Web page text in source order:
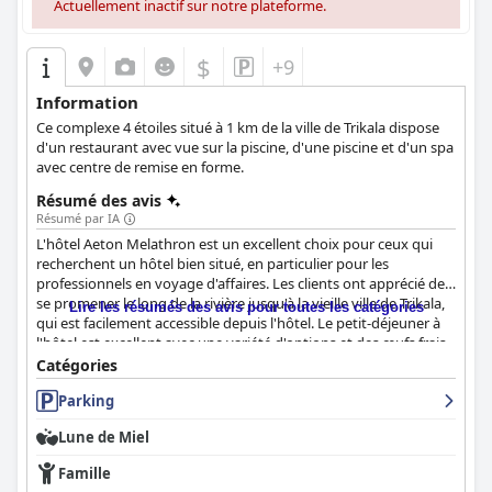
Actuellement inactif sur notre plateforme.
$ +9
Information
Ce complexe 4 étoiles situé à 1 km de la ville de Trikala dispose
d'un restaurant avec vue sur la piscine, d'une piscine et d'un spa
avec centre de remise en forme.
Résumé des avis
Résumé par IA
L'hôtel Aeton Melathron est un excellent choix pour ceux qui
recherchent un hôtel bien situé, en particulier pour les
professionnels en voyage d'affaires. Les clients ont apprécié de
se promener le long de la rivière jusqu'à la vieille ville de Trikala,
qui est facilement accessible depuis l'hôtel. Le petit-déjeuner à
l'hôtel est excellent avec une variété d'options et des œufs frais
et savoureux qui se démarquent. Les chambres sont spacieuses
et très propres avec des lits confortables, bien que certaines
pourraient avoir besoin d'être un peu modernisées. L'hôtel est
et de beaux espaces communs comme avantages
supplémentaires. Le personnel est amical, courtois et
exceptionnellement serviable, offrant un service exceptionnel et
Lire les résumés des avis pour toutes les catégories
Catégories
Parking
Lune de Miel
Famille